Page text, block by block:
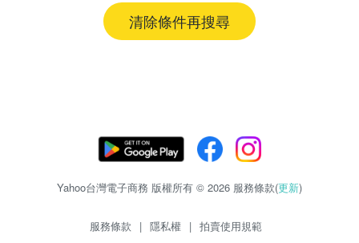
清除條件再搜尋
Yahoo台灣電子商務 版權所有 © 2026 服務條款(更新)
服務條款 | 隱私權 | 拍賣使用規範